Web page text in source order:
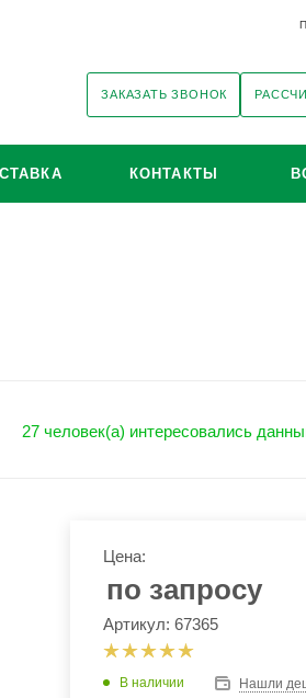
ЗАКАЗАТЬ ЗВОНОК
КОНТАКТЫ
27 человек(а) интересовались
Цена:
по запросу
Артикул: 67365
В наличии Нашли